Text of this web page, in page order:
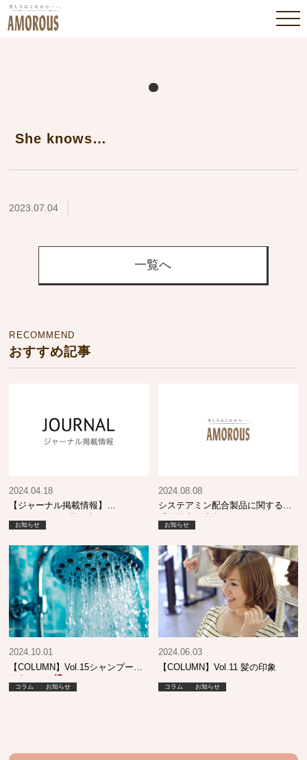
She knows…
2023.07.04
一覧へ
RECOMMEND
おすすめ記事
【ジャーナル掲載情報】
品！
2024.04.18
お知らせ
システアミン配合製品に関する
2024.08.08
お知らせ
【COLUMN】Vol.15シャンプーが
泡立たない
2024.10.01
コラム お知らせ
【COLUMN】Vol.11 髪の印象
2024.06.03
コラム お知らせ